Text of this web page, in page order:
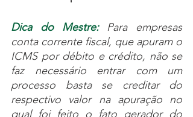
Dica do Mestre: Para empresas
conta corrente fiscal, que apuram o
ICMS por débito e crédito, não se
faz necessário entrar com um
processo basta se creditar do
respectivo valor na apuração no
qual foi feito o fato gerador do